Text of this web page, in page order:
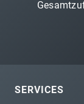
SERVICES